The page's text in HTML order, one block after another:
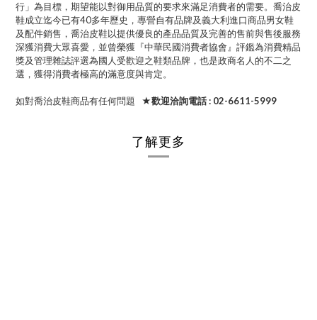
行」為目標，期望能以對御用品質的要求來滿足消費者的需要。喬治皮
鞋成立迄今已有40多年歷史，專營自有品牌及義大利進口商品男女鞋
及配件銷售，喬治皮鞋以提供優良的產品品質及完善的售前與售後服務
深獲消費大眾喜愛，並曾榮獲『中華民國消費者協會』評鑑為消費精品
獎及管理雜誌評選為國人受歡迎之鞋類品牌，也是政商名人的不二之
選，獲得消費者極高的滿意度與肯定。
如對喬治皮鞋商品有任何問題 ★歡迎洽詢電話 : 02-6611-5999
了解更多